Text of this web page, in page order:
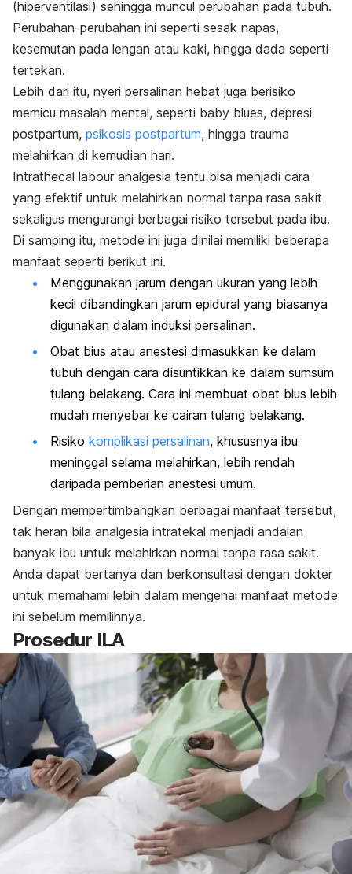
(hiperventilasi) sehingga muncul perubahan pada tubuh.
Perubahan-perubahan ini seperti sesak napas,
kesemutan pada lengan atau kaki, hingga dada seperti
tertekan.
Lebih dari itu, nyeri persalinan hebat juga berisiko
memicu masalah mental, seperti baby blues, depresi
postpartum, psikosis postpartum, hingga trauma
melahirkan di kemudian hari.
Intrathecal labour analgesia tentu bisa menjadi cara
yang efektif untuk melahirkan normal tanpa rasa sakit
sekaligus mengurangi berbagai risiko tersebut pada ibu.
Di samping itu, metode ini juga dinilai memiliki beberapa
manfaat seperti berikut ini.
Menggunakan jarum dengan ukuran yang lebih
kecil dibandingkan jarum epidural yang biasanya
digunakan dalam induksi persalinan.
Obat bius atau anestesi dimasukkan ke dalam
tubuh dengan cara disuntikkan ke dalam sumsum
tulang belakang. Cara ini membuat obat bius lebih
mudah menyebar ke cairan tulang belakang.
Risiko komplikasi persalinan, khususnya ibu
meninggal selama melahirkan, lebih rendah
daripada pemberian anestesi umum.
Dengan mempertimbangkan berbagai manfaat tersebut,
tak heran bila analgesia intratekal menjadi andalan
banyak ibu untuk melahirkan normal tanpa rasa sakit.
Anda dapat bertanya dan berkonsultasi dengan dokter
untuk memahami lebih dalam mengenai manfaat metode
ini sebelum memilihnya.
Prosedur ILA